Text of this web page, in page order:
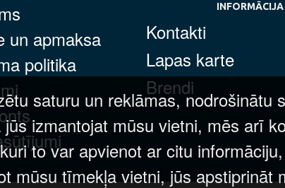
un apmaksa
politika
INFORMĀCIJA
Kontakti
Lapas karte
Brendi
saturu un reklāmas, nodrošinātu
izmantojat mūsu vietni, mēs arī
to var apvienot ar citu
mūsu tīmekļa vietni, jūs apstiprināt